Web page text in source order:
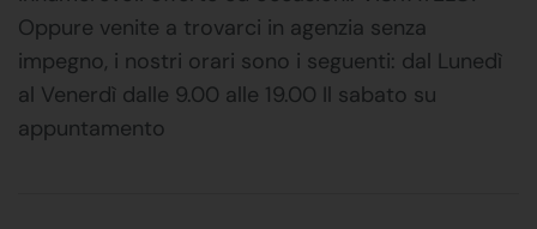
Oppure venite a trovarci in agenzia senza
impegno, i nostri orari sono i seguenti: dal Lunedì
al Venerdì dalle 9.00 alle 19.00 Il sabato su
appuntamento